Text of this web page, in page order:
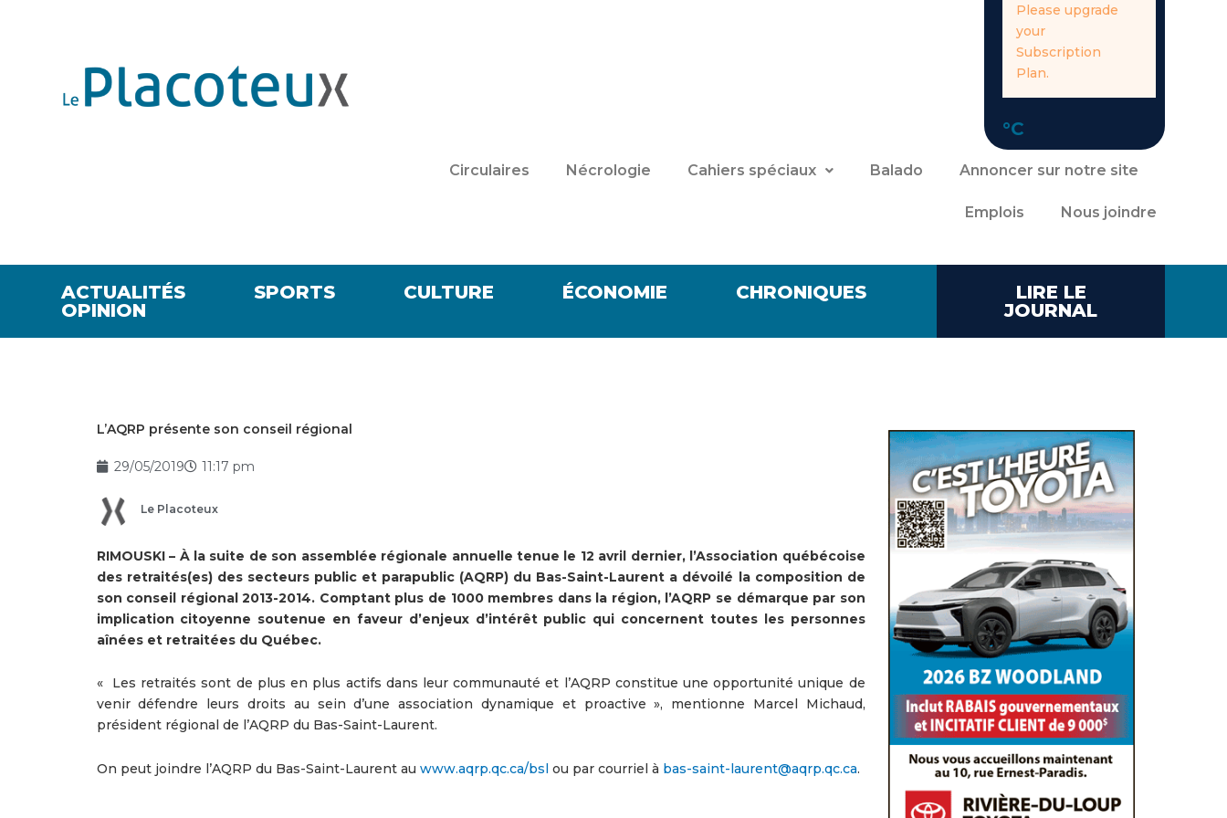
Please upgrade
your
Subscription
Plan.
°C
Circulaires Nécrologie Cahiers spéciaux Balado Annoncer sur notre site
Emplois Nous joindre
ACTUALITÉS SPORTS CULTURE ÉCONOMIE
CHRONIQUES
OPINION
LIRE LE
JOURNAL
L’AQRP présente son conseil régional
29/05/2019 11:17 pm
Le Placoteux
RIMOUSKI – À la suite de son assemblée régionale annuelle tenue le 12 avril dernier, l’Association québécoise
des retraités(es) des secteurs public et parapublic (AQRP) du Bas-Saint-Laurent a dévoilé la composition de
son conseil régional 2013-2014. Comptant plus de 1000 membres dans la région, l’AQRP se démarque par son
implication citoyenne soutenue en faveur d’enjeux d’intérêt public qui concernent toutes les personnes
aînées et retraitées du Québec.
« Les retraités sont de plus en plus actifs dans leur communauté et l’AQRP constitue une opportunité unique de
venir défendre leurs droits au sein d’une association dynamique et proactive », mentionne Marcel Michaud,
président régional de l’AQRP du Bas-Saint-Laurent.
On peut joindre l’AQRP du Bas-Saint-Laurent au www.aqrp.qc.ca/bslou par courriel à bas-saint-laurent@aqrp.qc.ca.